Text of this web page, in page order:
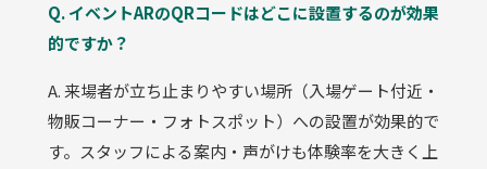
Q. イベントARのQRコードはどこに設置するのが効果
的ですか？
A. 来場者が立ち止まりやすい場所（入場ゲート付近・
物販コーナー・フォトスポット）への設置が効果的で
す。スタッフによる案内・声がけも体験率を大きく上